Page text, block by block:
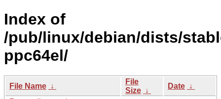
Index of
/pub/linux/debian/dists/
ppc64el/
File Name ↓
File
Size ↓
Date ↓